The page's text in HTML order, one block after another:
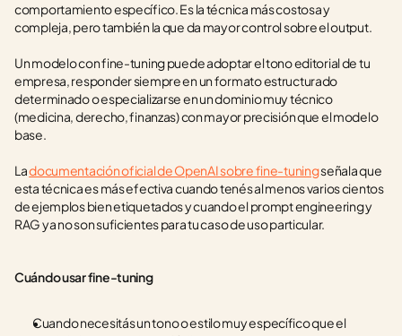
comportamiento específico. Es la técnica más costosa y
compleja, pero también la que da mayor control sobre el output.
Un modelo con fine-tuning puede adoptar el tono editorial de tu
empresa, responder siempre en un formato estructurado
determinado o especializarse en un dominio muy técnico
(medicina, derecho, finanzas) con mayor precisión que el modelo
base.
La documentación oficial de OpenAI sobre fine-tuning señala que
esta técnica es más efectiva cuando tenés al menos varios cientos
de ejemplos bien etiquetados y cuando el prompt engineering y
RAG ya no son suficientes para tu caso de uso particular.
Cuándo usar fine-tuning
Cuando necesitás un tono o estilo muy específico que el